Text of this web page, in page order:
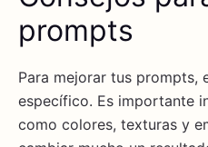
prompts
Para mejorar tus prompts,
específico. Es importante
como colores, texturas y